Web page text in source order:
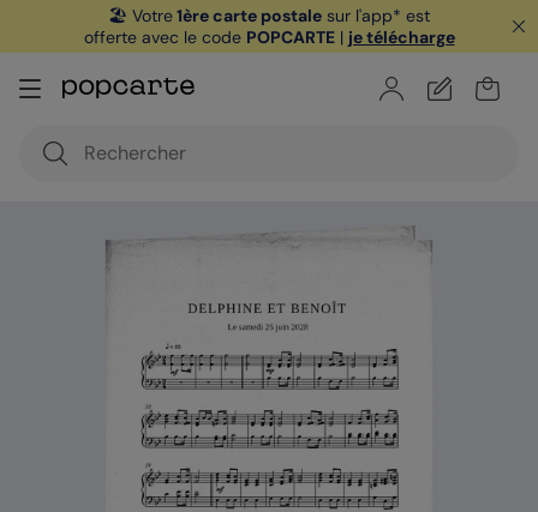
🏖️ Votre1ère carte postale sur l'app* est
offerte avec le code POPCARTE| je télécharge